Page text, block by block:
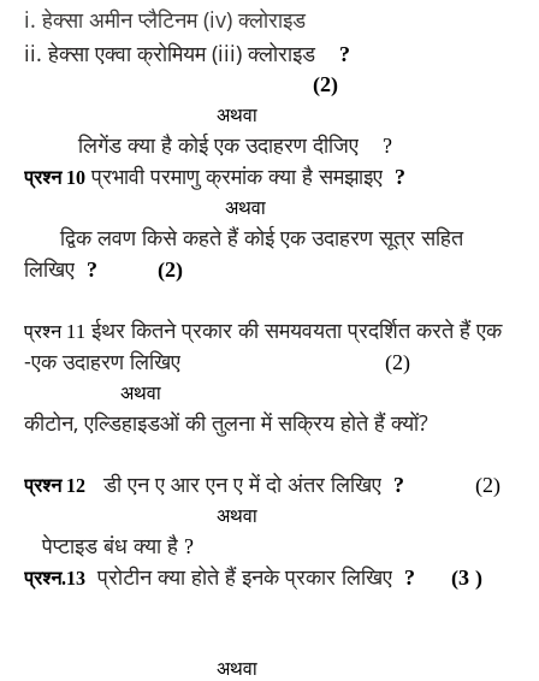
i. हेक्सा अमीन प्लैटिनम (iv) क्लोराइड
ii. हेक्सा एक्वा क्रोमियम (iii) क्लोराइड?
(2)
अथवा
लिगेंड क्या है कोई एक उदाहरण दीजिए ?
प्रश्न 10 प्रभावी परमाणु क्रमांक क्या है समझाइए ?
अथवा
द्विक लवण किसे कहते हैं कोई एक उदाहरण सूत्र सहित
लिखिए ? (2)
प्रश्न 11 ईथर कितने प्रकार की समयवयता प्रदर्शित करते हैं एक
-एक उदाहरण लिखिए
(2)
अथवा
कीटोन, एल्डिहाइडओं की तुलना में सक्रिय होते हैं क्यों?
प्रश्न 12 डी एन ए आर एन ए में दो अंतर लिखिए ? (2)
अथवा
पेप्टाइड बंध क्या है ?
प्रश्न.13 प्रोटीन क्या होते हैं इनके प्रकार लिखिए ? (3 )
अथवा